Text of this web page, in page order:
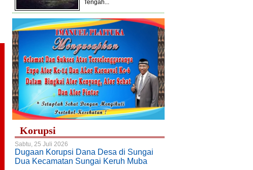
Tengah...
Korupsi
Sabtu, 25 Juli 2026
Dugaan Korupsi Dana Desa di Sungai
Dua Kecamatan Sungai Keruh Muba
Polres Gayo Lues, musnahkan
12.39 gram Shabu Shabu dari 11
Tersangka.
Gayo lues dari 11 Tersangka.